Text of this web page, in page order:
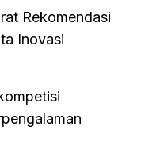
Rekomendasi
Inovasi